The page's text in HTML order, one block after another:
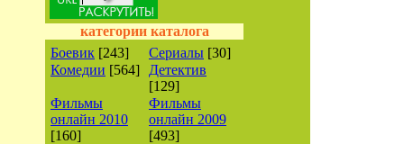
категории каталога
Боевик [243] Сериалы [30]
Комедии [564]
Детектив
[129]
Фильмы
онлайн 2010
[160]
Фильмы
онлайн 2009
[493]